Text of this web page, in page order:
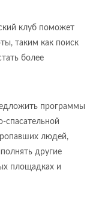
клуб поможет
таким как поиск
более
программы
спасательной
людей,
другие
площадках и